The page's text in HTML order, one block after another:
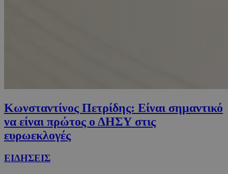
Κωνσταντίνος Πετρίδης: Είναι σημαντικό
να είναι πρώτος ο ΔΗΣΥ στις
ευρωεκλογές
ΕΙΔΗΣΕΙΣ